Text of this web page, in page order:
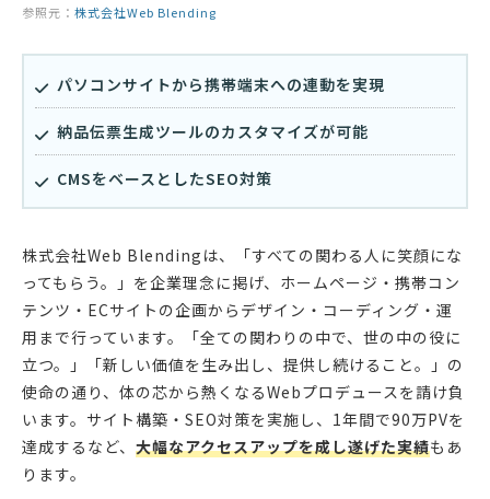
参照元： 株式会社Web Blending
パソコンサイトから携帯端末への連動を実現
納品伝票生成ツールのカスタマイズが可能
CMSをベースとしたSEO対策
株式会社Web Blendingは、「すべての関わる人に笑顔にな
ってもらう。」を企業理念に掲げ、ホームページ・携帯コン
テンツ・ECサイトの企画からデザイン・コーディング・運
用まで行っています。「全ての関わりの中で、世の中の役に
立つ。」「新しい価値を生み出し、提供し続けること。」の
使命の通り、体の芯から熱くなるWebプロデュースを請け負
います。サイト構築・SEO対策を実施し、1年間で90万PVを
達成するなど、 大幅なアクセスアップを成し遂げた実績もあ
ります。